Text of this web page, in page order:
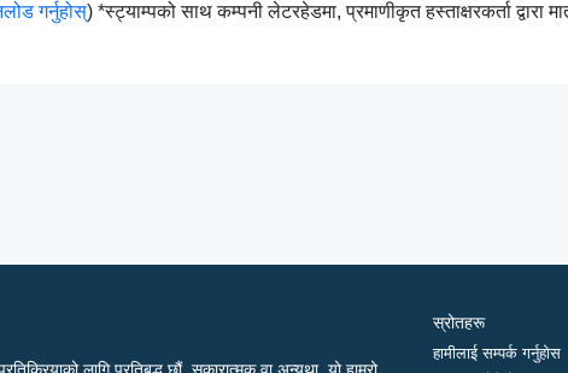
गर्नुहोस्) *स्ट्याम्पको साथ कम्पनी लेटरहेडमा, प्रमाणीकृत हस्ताक्षरकर्ता द्वारा
स्रोतहरू
हामीलाई सम्पर्क गर्नुहोस